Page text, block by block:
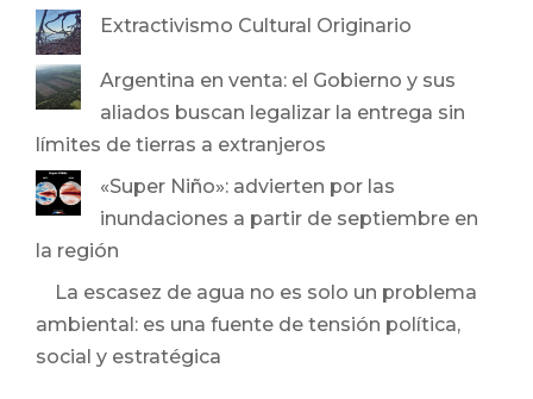
Extractivismo Cultural Originario
Argentina en venta: el Gobierno y sus
aliados buscan legalizar la entrega sin
límites de tierras a extranjeros
«Super Niño»: advierten por las
inundaciones a partir de septiembre en
la región
La escasez de agua no es solo un problema
ambiental: es una fuente de tensión política,
social y estratégica